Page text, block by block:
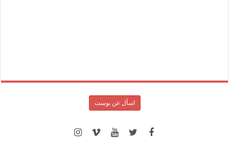
اسأل عن بوست